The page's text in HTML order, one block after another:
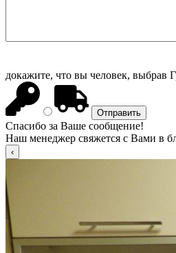
докажите, что вы человек, выбрав
Спасибо за Ваше сообщение!
Наш менеджер свяжется с Вами в